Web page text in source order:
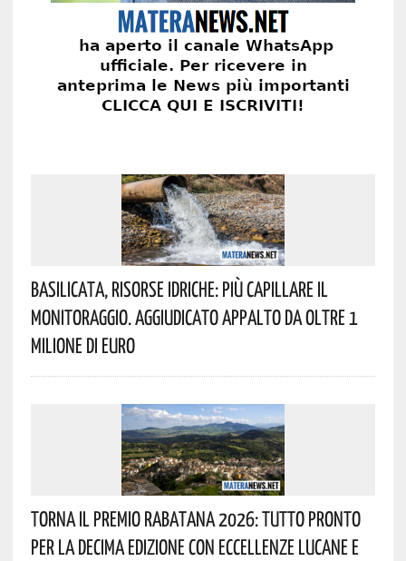
Basilicata, Risorse Idriche: Più Capillare Il
Monitoraggio. Aggiudicato Appalto Da Oltre 1
Milione Di Euro
Torna Il Premio Rabatana 2026: Tutto Pronto
Per La Decima Edizione Con Eccellenze Lucane E